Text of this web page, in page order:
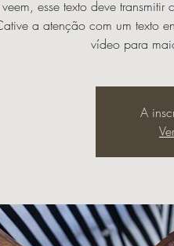
veem, esse texto deve
a atenção com um texto
vídeo para
A